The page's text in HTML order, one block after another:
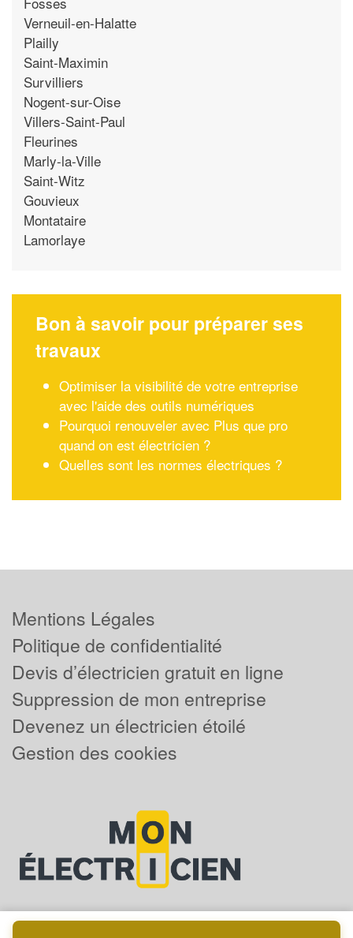
Verneuil-en-Halatte
Plailly
Saint-Maximin
Survilliers
Nogent-sur-Oise
Villers-Saint-Paul
Fleurines
Marly-la-Ville
Saint-Witz
Gouvieux
Montataire
Lamorlaye
Bon à savoir pour préparer ses
travaux
Optimiser la visibilité de votre entreprise
avec l'aide des outils numériques
Pourquoi renouveler avec Plus que pro
quand on est électricien ?
Quelles sont les normes électriques ?
Mentions Légales
Politique de confidentialité
Devis d’électricien gratuit en ligne
Suppression de mon entreprise
Devenez un électricien étoilé
Gestion des cookies